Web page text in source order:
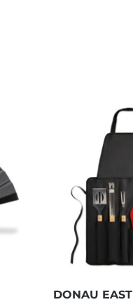
DONAU EAST